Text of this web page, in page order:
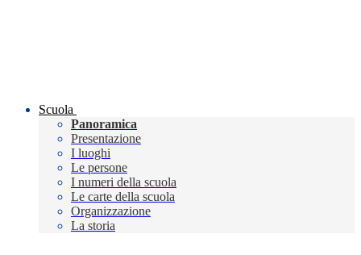
Scuola
Panoramica
Presentazione
I luoghi
Le persone
I numeri della scuola
Le carte della scuola
Organizzazione
La storia